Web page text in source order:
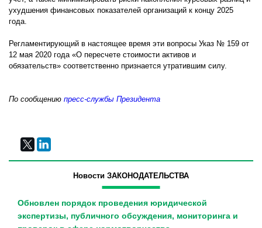
ухудшения финансовых показателей организаций к концу 2025
года.
Регламентирующий в настоящее время эти вопросы Указ № 159 от
12 мая 2020 года «О пересчете стоимости активов и
обязательств» соответственно признается утратившим силу.
По сообщению пресс-службы Президента
Новости ЗАКОНОДАТЕЛЬСТВА
Обновлен порядок проведения юридической
экспертизы, публичного обсуждения, мониторинга и